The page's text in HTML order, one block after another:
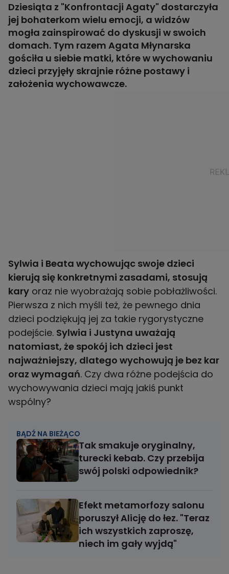
Dziesiąta z "Konfrontacji Agaty" dostarczyła
jej bohaterkom wielu emocji, a widzów
mogła zainspirować do dyskusji w swoich
domach. Tym razem Agata Młynarska
gościła u siebie matki, które w wychowaniu
dzieci przyjęły skrajnie różne postawy i
założenia wychowawcze.
Sylwia i Beata wychowując swoje dzieci
kierują się konkretnymi zasadami, stosują
kary oraz nie wyobrażają sobie pobłażliwości.
Pierwsza z nich myśli też, że pewnego dnia
dzieci podziękują jej za takie rygorystyczne
podejście. Sylwia i Justyna uważają
natomiast, że spokój ich dzieci jest
najważniejszy, dlatego wychowują je bez kar
oraz wymagań. Czy dwa różne podejścia do
wychowywania dzieci mają jakiś punkt
wspólny?
BĄDŹ NA BIEŻĄCO
Tak smakuje oryginalny,
turecki kebab. Czy przebija
swój polski odpowiednik?
Efekt metamorfozy salonu
poruszył Alicję do łez. "Teraz
ich wszystkich zaproszę,
niech im gały wyjdą"